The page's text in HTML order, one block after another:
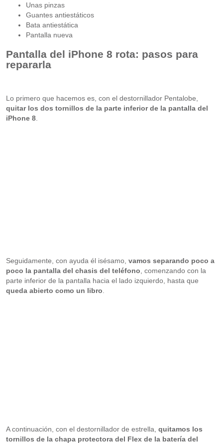
Unas pinzas
Guantes antiestáticos
Bata antiestática
Pantalla nueva
Pantalla del iPhone 8 rota: pasos para
repararla
Lo primero que hacemos es, con el destornillador Pentalobe,
quitar los dos tornillos de la parte inferior de la pantalla del
iPhone 8.
Seguidamente, con ayuda él isésamo, vamos separando poco a
poco la pantalla del chasis del teléfono , comenzando con la
parte inferior de la pantalla hacia el lado izquierdo, hasta que
queda abierto como un libro
A continuación, con el destornillador de estrella, quitamos los
tornillos de la chapa protectora del Flex de la batería del